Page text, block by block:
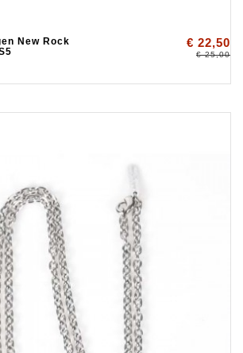
New Rock
€ 22,50
€ 25,00